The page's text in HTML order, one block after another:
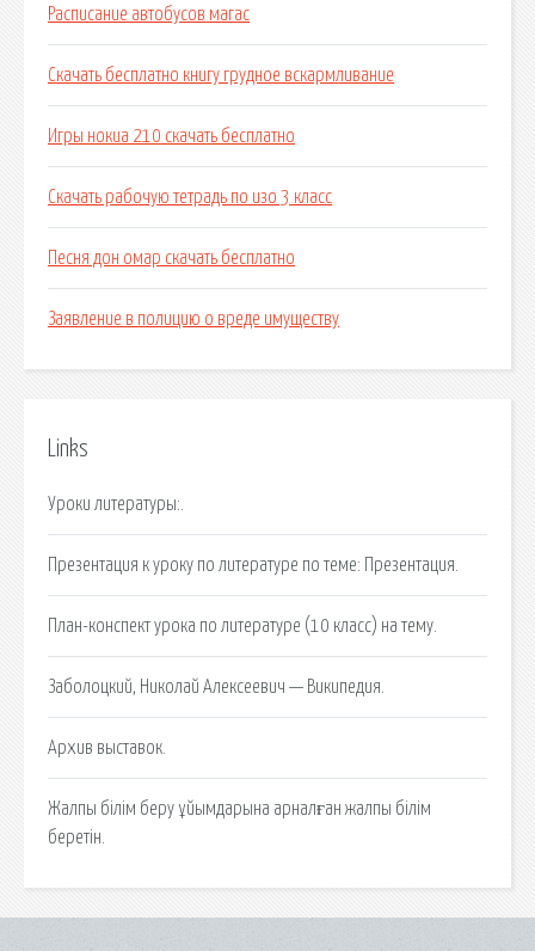
Расписание автобусов магас
Скачать бесплатно книгу грудное вскармливание
Игры нокиа 210 скачать бесплатно
Скачать рабочую тетрадь по изо 3 класс
Песня дон омар скачать бесплатно
Заявление в полицию о вреде имуществу
Links
Уроки литературы:.
Презентация к уроку по литературе по теме: Презентация.
План-конспект урока по литературе (10 класс) на тему.
Заболоцкий, Николай Алексеевич — Википедия.
Архив выставок.
Жалпы білім беру ұйымдарына арналған жалпы білім
беретін.